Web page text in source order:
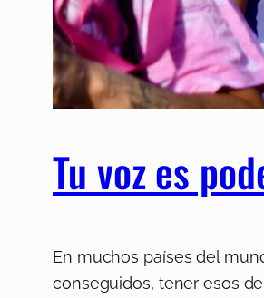
Tu voz es
En muchos países del
conseguidos, tener esos